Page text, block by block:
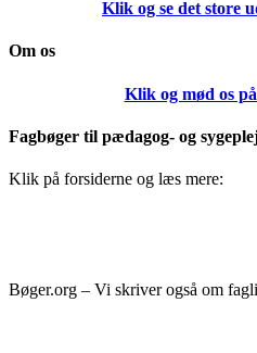
Klik og se det store
Om os
Klik og mød os
Fagbøger til pædagog- og
Klik på forsiderne og læs mere:
Bøger.org – Vi skriver også om